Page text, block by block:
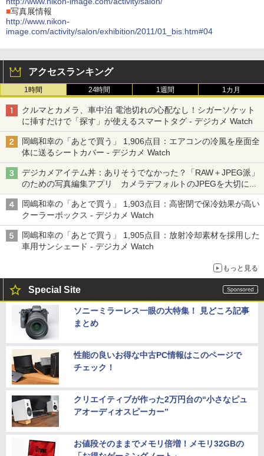
■写真展情報
http://www.nikon-
image.com/activity/salon/exhibition/2011/01_bis.htm#04
アクセスランキング
1時間 24時間 1週間 1カ月
クルマとカメラ、車中泊 電池切れの心配なし！シガーソケット
に挿すだけで「探す」が使えるスマートタグ - デジカメ Watch
岡嶋和幸の「あとで買う」 1,906点目：エアコンの冷風を座面全
体に送るシートカバー - デジカメ Watch
デジカメアイテム丼：ありそうでなかった？「RAW＋JPEG派」
のための写真編集アプリ カメラデフォルトのJPEGを大切にす
る「Filmator」
岡嶋和幸の「あとで買う」 1,903点目：高密閉で保冷効果が高い
クーラーボックス - デジカメ Watch
岡嶋和幸の「あとで買う」 1,905点目：放射冷却素材を採用した
車用サンシェード - デジカメ Watch
もっと見る
Special Site
ソニーミラーレス一眼の大特集！ 見どころ記事
まとめ
性能の良いお得な中古PC情報はこのページで
チェック！
クリエイティブが作った2万円台の“小さなピュ
アオーディオスピーカー”
お値段そのままでメモリ倍増！メモリ32GBの